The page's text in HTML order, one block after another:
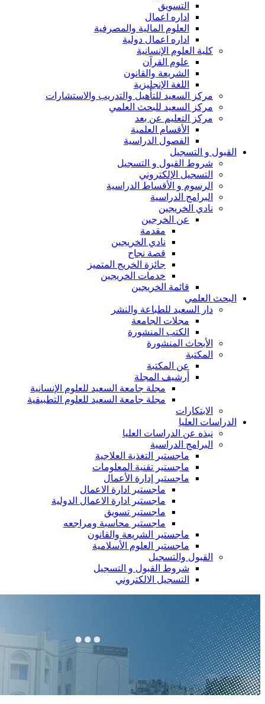
التسويق
اداره اعمال
العلوم المالية والمصرفية
اداره اعمال دولية
كلية العلوم الإنسانية
علوم القرآن
الشريعة والقانون
اللغة الإنجليزية
مركز السعيد للتأهيل والتدريب والاستشارات
مركز السعيد للبحث العلمي
مركز التعليم عن بعد
الأقسام العلمية
الفصول الدراسية
القبول و التسجيل
شروط القبول و التسجيل
التسجيل الإلكتروني
الرسوم و الأقساط الدراسية
البرامج الدراسية
نادي الخريجين
عن الخرجين
مقدمة
نادي الخريجين
قصة نجاح
جائزة الخريج المتميز
خدمات الخريجين
قائمة الخريجين
البحث العلمي
دار السعيد للطباعة والنشر
مجلات الجامعة
الكتب المنشورة
الأبحاث المنشورة
المكتبة
عن المكتبة
أرشيف المجلة
مجلة جامعة السعيد للعلوم الإنسانية
مجلة جامعة السعيد للعلوم التطبيقية
الابتكارات
الدراسات العليا
نبذه عن الدراسات العليا
البرامج الدراسية
ماجستير التغذية العلاجية
ماجستير تقنية المعلومات
ماجستير إدارة الأعمال
ماجستير ادارة الاعمال
ماجستير ادارة الاعمال الدولية
ماجستير تسويق
ماجستير محاسبة ومراجعه
ماجستير الشريعة والقانون
ماجستير العلوم الأسلامية
القبول والتسجيل
شروط القبول و التسجيل
التسجيل الالكتروني